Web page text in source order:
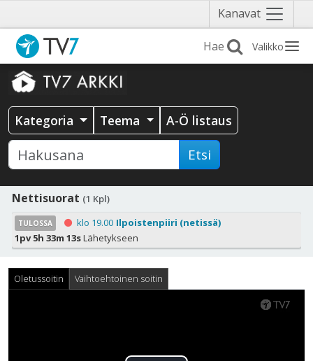
Kanavat Näytä
valikko
Valikko
Kategoria Teema A-Ö listaus
Etsi
Nettisuorat (1 Kpl)
TULOSSA klo 19.00 Ilpoistenpiiri (netissä)
1pv 5h 33m 12sLähetykseen
Oletussoitin Vaihtoehtoinen soitin